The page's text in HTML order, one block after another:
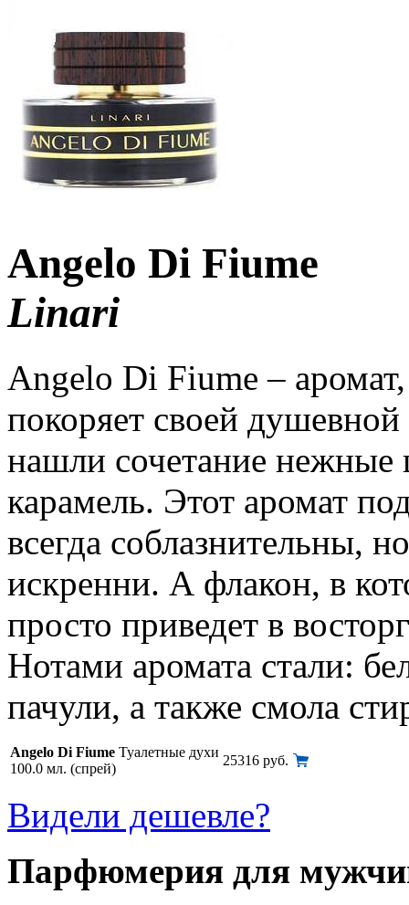
Angelo Di Fiume
Linari
Angelo Di Fiume –
покоряет своей
нашли сочетание нежные
карамель. Этот аромат
всегда соблазнительны,
искренни. А флакон, в
просто приведет в
Нотами аромата стали:
пачули, а также смола
Angelo Di Fiume Туалетные духи
100.0 мл. (спрей)
25316 руб.
Видели дешевле?
Парфюмерия для